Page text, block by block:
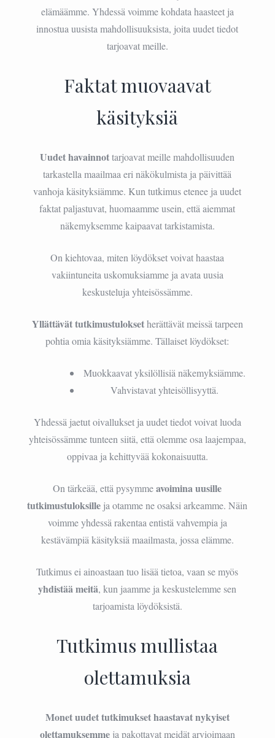
elämäämme. Yhdessä voimme kohdata haasteet ja
innostua uusista mahdollisuuksista, joita uudet tiedot
tarjoavat meille.
Faktat muovaavat
käsityksiä
Uudet havainnottarjoavat meille mahdollisuuden
tarkastella maailmaa eri näkökulmista ja päivittää
vanhoja käsityksiämme. Kun tutkimus etenee ja uudet
faktat paljastuvat, huomaamme usein, että aiemmat
näkemyksemme kaipaavat tarkistamista.
On kiehtovaa, miten löydökset voivat haastaa
vakiintuneita uskomuksiamme ja avata uusia
keskusteluja yhteisössämme.
Yllättävät tutkimustuloksetherättävät meissä tarpeen
pohtia omia käsityksiämme. Tällaiset löydökset:
Muokkaavat yksilöllisiä näkemyksiämme.
Vahvistavat yhteisöllisyyttä.
Yhdessä jaetut oivallukset ja uudet tiedot voivat luoda
yhteisössämme tunteen siitä, että olemme osa laajempaa,
oppivaa ja kehittyvää kokonaisuutta.
On tärkeää, että pysymmeavoimina uusille
tutkimustuloksille ja otamme ne osaksi arkeamme. Näin
voimme yhdessä rakentaa entistä vahvempia ja
kestävämpiä käsityksiä maailmasta, jossa elämme.
Tutkimus ei ainoastaan tuo lisää tietoa, vaan se myös
yhdistää meitä, kun jaamme ja keskustelemme sen
tarjoamista löydöksistä.
Tutkimus mullistaa
olettamuksia
Monet uudet tutkimukset haastavat nykyiset
olettamuksemmeja pakottavat meidät arvioimaan